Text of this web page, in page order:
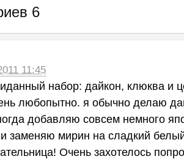
6
11:45
набор: дайкон, клюква и
любопытно. я обычно делаю
добавляю совсем немного
заменяю мирин на сладкий
Очень захотелось